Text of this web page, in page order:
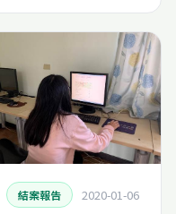
結案報告 2020-01-06